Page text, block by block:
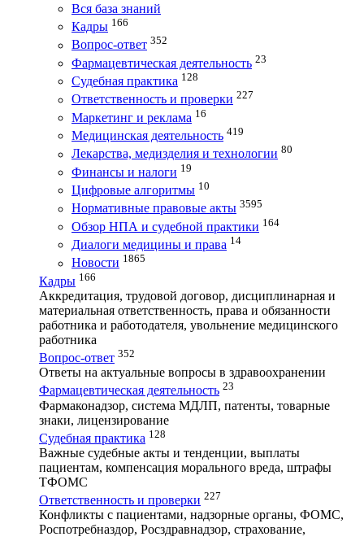
Вся база знаний
Кадры 166
Вопрос-ответ 352
Фармацевтическая деятельность 23
Судебная практика 128
Ответственность и проверки 227
Маркетинг и реклама 16
Медицинская деятельность 419
Лекарства, медизделия и технологии 80
Финансы и налоги 19
Цифровые алгоритмы 10
Нормативные правовые акты 3595
Обзор НПА и судебной практики 164
Диалоги медицины и права 14
Новости 1865
Кадры 166
Аккредитация, трудовой договор, дисциплинарная и
материальная ответственность, права и обязанности
работника и работодателя, увольнение медицинского
работника
Вопрос-ответ 352
Ответы на актуальные вопросы в здравоохранении
Фармацевтическая деятельность 23
Фармаконадзор, система МДЛП, патенты, товарные
знаки, лицензирование
Судебная практика 128
Важные судебные акты и тенденции, выплаты
пациентам, компенсация морального вреда, штрафы
ТФОМС
Ответственность и проверки 227
Конфликты с пациентами, надзорные органы, ФОМС,
Роспотребназдор, Росздравнадзор, страхование,